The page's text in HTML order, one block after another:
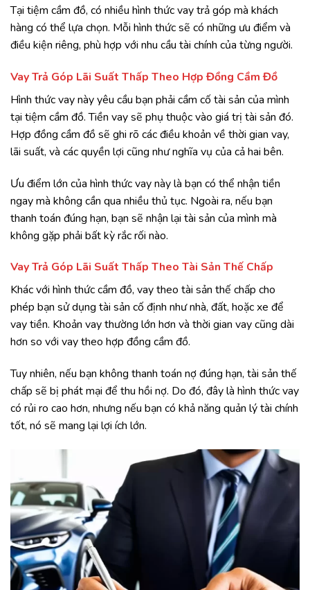
Tại tiệm cầm đồ, có nhiều hình thức vay trả góp mà khách
hàng có thể lựa chọn. Mỗi hình thức sẽ có những ưu điểm và
điều kiện riêng, phù hợp với nhu cầu tài chính của từng người.
Vay Trả Góp Lãi Suất Thấp Theo Hợp Đồng Cầm Đồ
Hình thức vay này yêu cầu bạn phải cầm cố tài sản của mình
tại tiệm cầm đồ. Tiền vay sẽ phụ thuộc vào giá trị tài sản đó.
Hợp đồng cầm đồ sẽ ghi rõ các điều khoản về thời gian vay,
lãi suất, và các quyền lợi cũng như nghĩa vụ của cả hai bên.
Ưu điểm lớn của hình thức vay này là bạn có thể nhận tiền
ngay mà không cần qua nhiều thủ tục. Ngoài ra, nếu bạn
thanh toán đúng hạn, bạn sẽ nhận lại tài sản của mình mà
không gặp phải bất kỳ rắc rối nào.
Vay Trả Góp Lãi Suất Thấp Theo Tài Sản Thế Chấp
Khác với hình thức cầm đồ, vay theo tài sản thế chấp cho
phép bạn sử dụng tài sản cố định như nhà, đất, hoặc xe để
vay tiền. Khoản vay thường lớn hơn và thời gian vay cũng dài
hơn so với vay theo hợp đồng cầm đồ.
Tuy nhiên, nếu bạn không thanh toán nợ đúng hạn, tài sản thế
chấp sẽ bị phát mại để thu hồi nợ. Do đó, đây là hình thức vay
có rủi ro cao hơn, nhưng nếu bạn có khả năng quản lý tài chính
tốt, nó sẽ mang lại lợi ích lớn.